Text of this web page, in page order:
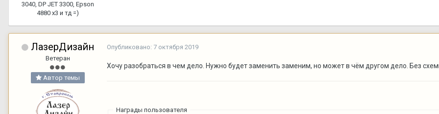
3040, DP JET 3300, Epson
4880 x3 и тд =)
ЛазерДизайн
Ветеран
Автор темы
Опубликовано: 7 октября 2019
Хочу разобраться в чем дело. Нужно будет заменить заменим, но может в чём другом дело. Без
Награды пользователя